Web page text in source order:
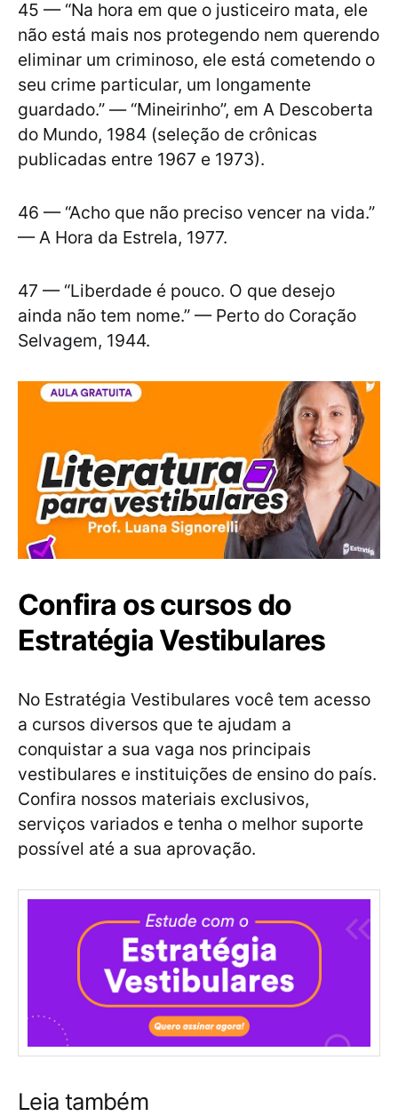
45 — “Na hora em que o justiceiro mata, ele
não está mais nos protegendo nem querendo
eliminar um criminoso, ele está cometendo o
seu crime particular, um longamente
guardado.” — “Mineirinho”, em A Descoberta
do Mundo, 1984 (seleção de crônicas
publicadas entre 1967 e 1973).
46 — “Acho que não preciso vencer na vida.”
— A Hora da Estrela, 1977.
47 — “Liberdade é pouco. O que desejo
ainda não tem nome.” — Perto do Coração
Selvagem, 1944.
Confira os cursos do
Estratégia Vestibulares
No Estratégia Vestibulares você tem acesso
a cursos diversos que te ajudam a
conquistar a sua vaga nos principais
vestibulares e instituições de ensino do país.
Confira nossos materiais exclusivos,
serviços variados e tenha o melhor suporte
possível até a sua aprovação.
Leia também